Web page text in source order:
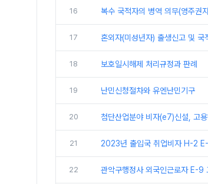
16 복수 국적자의 병역 의무(영주
17 혼외자(미성년자) 출생신고 및
18 보호일시해제 처리규정과 판례
19 난민신청절차와 유엔난민기구
20 첨단산업분야 비자(e7)신설, 고
21 2023년 출입국 취업비자 H-2
22 관악구행정사 외국인근로자 E-9